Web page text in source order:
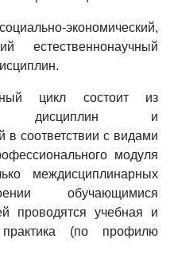
экономический,
естественнонаучный
цикл состоит из
дисциплин и
соответствии с видами
модуля
междисциплинарных
обучающимися
проводятся учебная и
практика (по профилю